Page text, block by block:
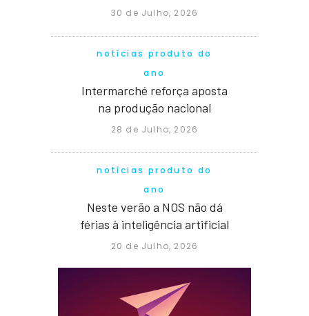
30 de Julho, 2026
notícias produto do
ano
Intermarché reforça aposta
na produção nacional
28 de Julho, 2026
notícias produto do
ano
Neste verão a NOS não dá
férias à inteligência artificial
20 de Julho, 2026